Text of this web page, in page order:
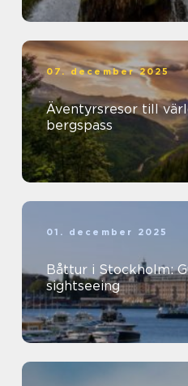
07. december 2025
Äventyrsresor till
bergspass
01. december 2025
Båttur i Stockholm:
sightseeing